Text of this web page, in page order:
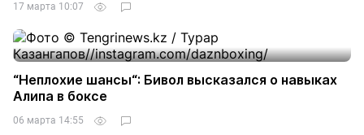
17 марта 10:07
“Неплохие шансы“: Бивол высказался о навыках
Алипа в боксе
06 марта 14:55